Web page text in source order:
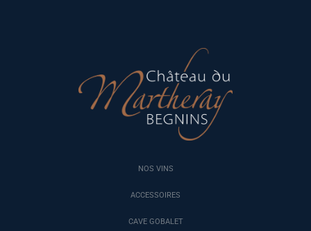
NOS VINS
ACCESSOIRES
CAVE GOBALET